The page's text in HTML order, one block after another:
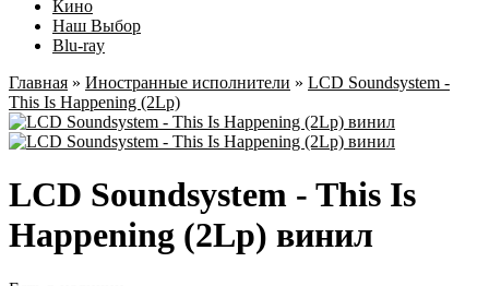
Кино
Наш Выбор
Blu-ray
Главная » Иностранные исполнители » LCD Soundsystem ‎-
This Is Happening (2Lp)
LCD Soundsystem ‎- This Is
Happening (2Lp) винил